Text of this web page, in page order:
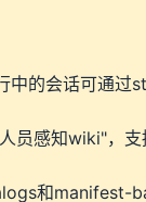
中的会话可通过
员感知wiki"，
和manifest-